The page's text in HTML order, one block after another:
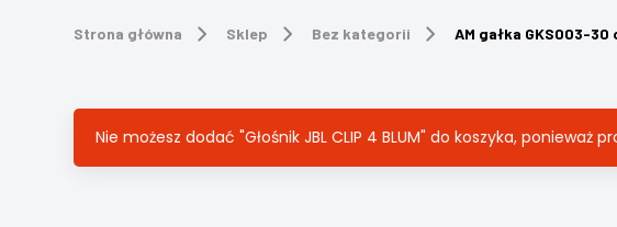
Strona główna Sklep Bez kategorii AM gałka GKS003-
Nie możesz dodać "Głośnik JBL CLIP 4 BLUM" do koszyka, ponieważ